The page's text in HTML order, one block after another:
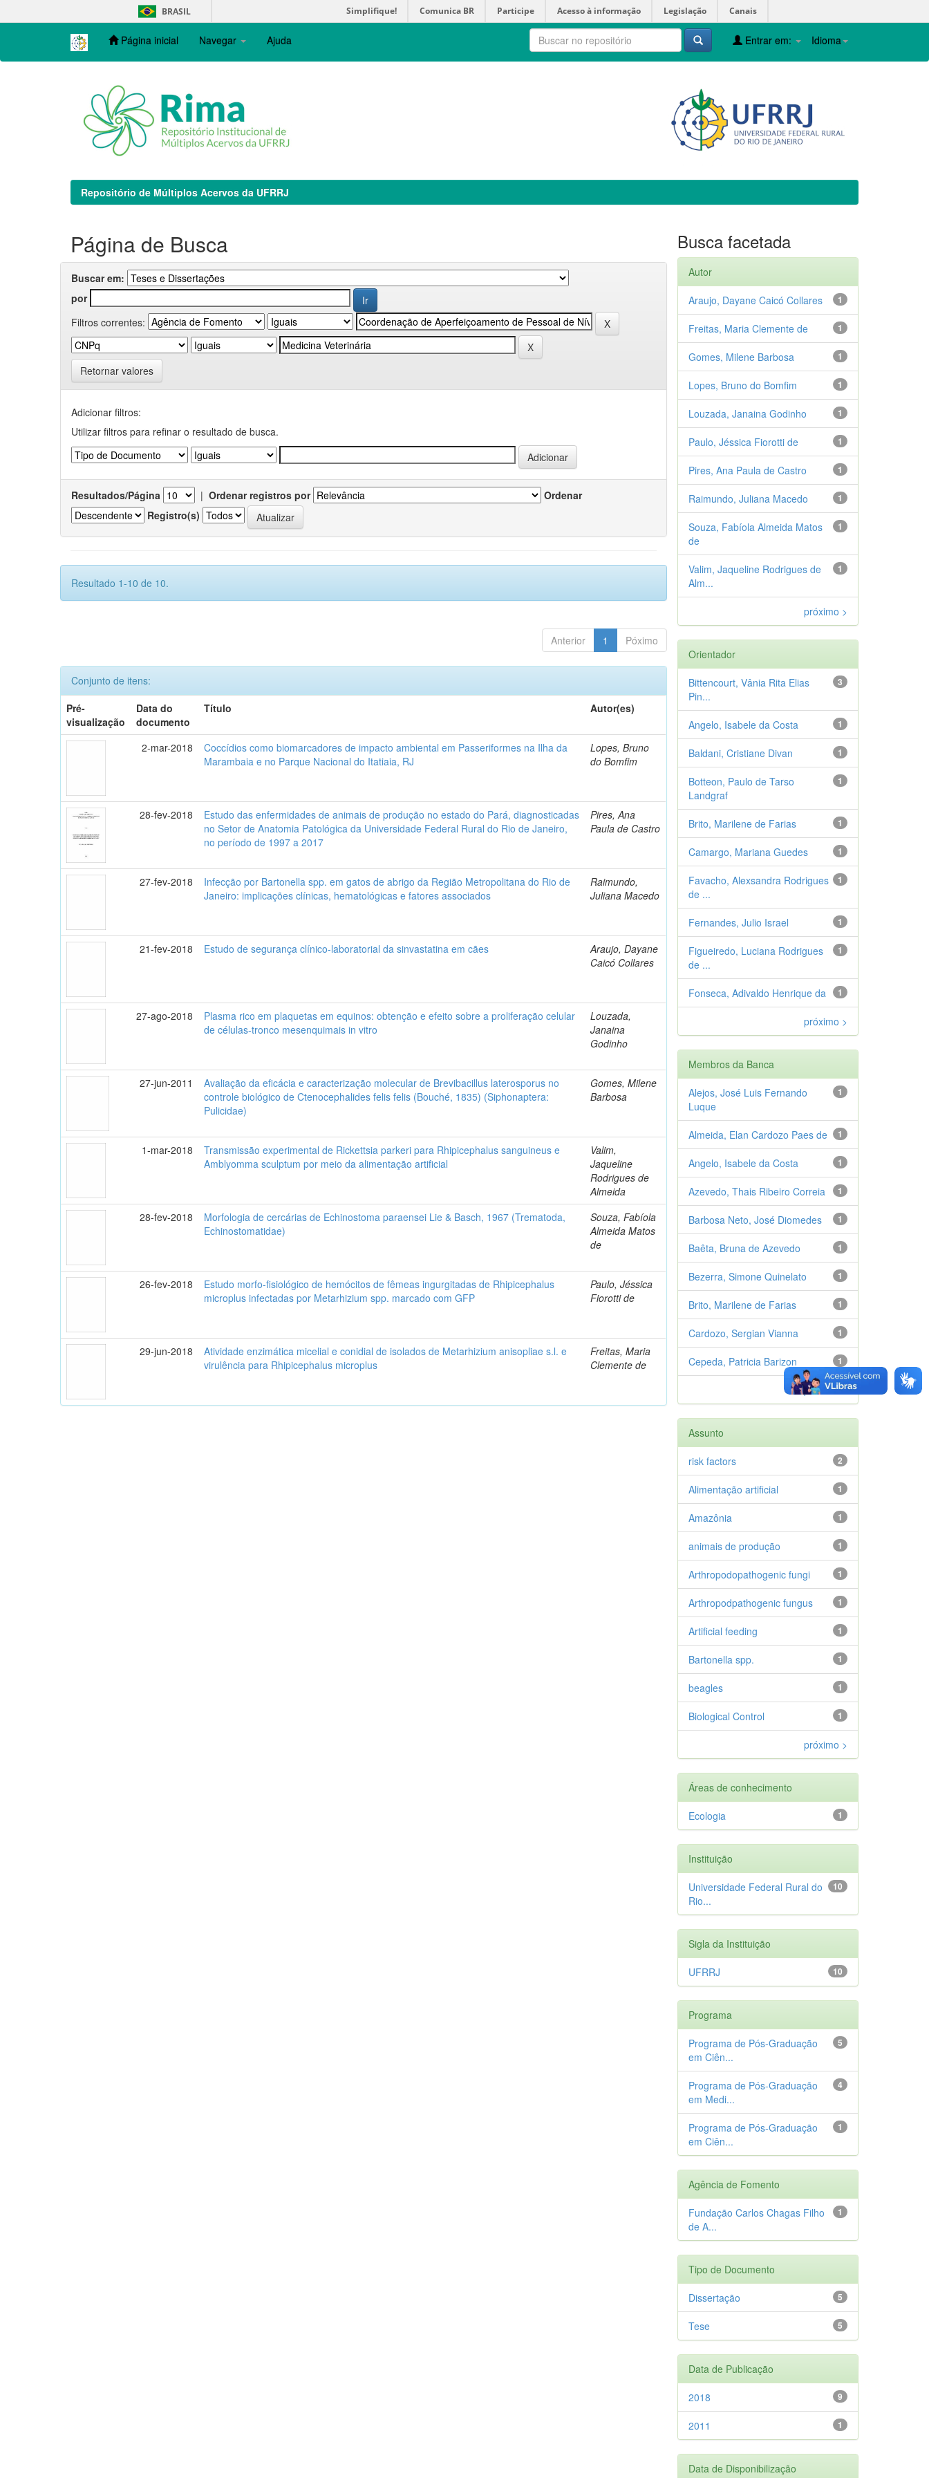
navigation
BRASIL Simplifique! Comunica BR Participe Acesso à informação Legislação Canais
Página inicial Navegar Ajuda Idioma
Entrar em:
Repositório de Múltiplos Acervos da UFRRJ
Página de Busca
Buscar em:
por
Filtros correntes:
Retornar valores
Adicionar filtros:
Utilizar filtros para refinar o resultado de busca.
Resultados/Página | Ordenar registros por
Ordenar
Registro(s)
Resultado 1-10 de 10.
Anterior 1 Póximo
Conjunto de itens:
Pré-
visualização
Data do
documento
Título Autor(es)
2-mar-2018
Coccídios como biomarcadores de impacto ambiental em Passeriformes na Ilha da
Marambaia e no Parque Nacional do Itatiaia, RJ
Lopes, Bruno
do Bomfim
28-fev-2018
Estudo das enfermidades de animais de produção no estado do Pará, diagnosticadas
no Setor de Anatomia Patológica da Universidade Federal Rural do Rio de Janeiro,
no período de 1997 a 2017
Pires, Ana
Paula de Castro
27-fev-2018
Infecção por Bartonella spp. em gatos de abrigo da Região Metropolitana do Rio de
Janeiro: implicações clínicas, hematológicas e fatores associados
Raimundo,
Juliana Macedo
21-fev-2018 Estudo de segurança clínico-laboratorial da sinvastatina em cães
Araujo, Dayane
Caicó Collares
27-ago-2018
Plasma rico em plaquetas em equinos: obtenção e efeito sobre a proliferação celular
de células-tronco mesenquimais in vitro
Louzada,
Janaina
Godinho
27-jun-2011
Avaliação da eficácia e caracterização molecular de Brevibacillus laterosporus no
controle biológico de Ctenocephalides felis felis (Bouché, 1835) (Siphonaptera:
Pulicidae)
Gomes, Milene
Barbosa
1-mar-2018
Transmissão experimental de Rickettsia parkeri para Rhipicephalus sanguineus e
Amblyomma sculptum por meio da alimentação artificial
Valim,
Jaqueline
Rodrigues de
Almeida
28-fev-2018
Morfologia de cercárias de Echinostoma paraensei Lie & Basch, 1967 (Trematoda,
Echinostomatidae)
Souza, Fabíola
Almeida Matos
de
26-fev-2018
Estudo morfo-fisiológico de hemócitos de fêmeas ingurgitadas de Rhipicephalus
microplus infectadas por Metarhizium spp. marcado com GFP
Paulo, Jéssica
Fiorotti de
29-jun-2018
Atividade enzimática micelial e conidial de isolados de Metarhizium anisopliae s.l. e
virulência para Rhipicephalus microplus
Freitas, Maria
Clemente de
Busca facetada
Autor
1
Araujo, Dayane Caicó Collares
1
Freitas, Maria Clemente de
1
Gomes, Milene Barbosa
1
Lopes, Bruno do Bomfim
1
Louzada, Janaina Godinho
1
Paulo, Jéssica Fiorotti de
1
Pires, Ana Paula de Castro
1
Raimundo, Juliana Macedo
1
Souza, Fabíola Almeida Matos
de
1
Valim, Jaqueline Rodrigues de
Alm...
próximo >
Orientador
3
Bittencourt, Vânia Rita Elias
Pin...
1
Angelo, Isabele da Costa
1
Baldani, Cristiane Divan
1
Botteon, Paulo de Tarso
Landgraf
1
Brito, Marilene de Farias
1
Camargo, Mariana Guedes
1
Favacho, Alexsandra Rodrigues
de ...
1
Fernandes, Julio Israel
1
Figueiredo, Luciana Rodrigues
de ...
1
Fonseca, Adivaldo Henrique da
próximo >
Membros da Banca
1
Alejos, José Luis Fernando
Luque
1
Almeida, Elan Cardozo Paes de
1
Angelo, Isabele da Costa
1
Azevedo, Thais Ribeiro Correia
1
Barbosa Neto, José Diomedes
1
Baêta, Bruna de Azevedo
1
Bezerra, Simone Quinelato
1
Brito, Marilene de Farias
1
Cardozo, Sergian Vianna
1
Cepeda, Patricia Barizon
próximo >
Assunto
2
risk factors
1
Alimentação artificial
1
Amazônia
1
animais de produção
1
Arthropodopathogenic fungi
1
Arthropodpathogenic fungus
1
Artificial feeding
1
Bartonella spp.
1
beagles
1
Biological Control
próximo >
Áreas de conhecimento
1
Ecologia
Instituição
10
Universidade Federal Rural do
Rio...
Sigla da Instituição
10
UFRRJ
Programa
5
Programa de Pós-Graduação
em Ciên...
4
Programa de Pós-Graduação
em Medi...
1
Programa de Pós-Graduação
em Ciên...
Agência de Fomento
1
Fundação Carlos Chagas Filho
de A...
Tipo de Documento
5
Dissertação
5
Tese
Data de Publicação
9
2018
1
2011
Data de Disponibilização